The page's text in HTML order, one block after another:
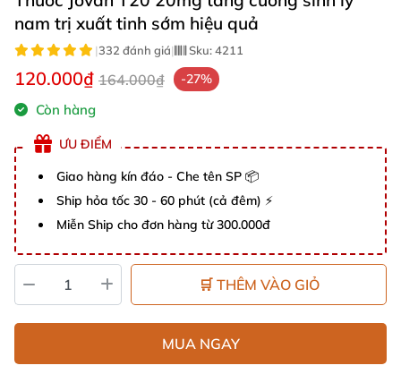
nam trị xuất tinh sớm hiệu quả
|332 đánh giá| Sku:4211
120.000₫ 164.000₫ -27%
Còn hàng
ƯU ĐIỂM
Giao hàng kín đáo - Che tên SP 📦
Ship hỏa tốc 30 - 60 phút (cả đêm) ⚡
Miễn Ship cho đơn hàng từ 300.000đ
🛒 THÊM VÀO GIỎ
MUA NGAY